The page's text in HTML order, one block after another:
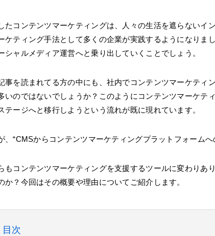
たコンテンツマーケティングは、人々の生活を遮らないイ
ケティング手法として多くの企業が実践するようになりま
シャルメディア運営へと乗り出していくことでしょう。
事を読まれてる方の中にも、社内でコンテンツマーケティ
いのではないでしょうか？このようにコンテンツマーケテ
テージへと移行しようという流れが既に現れています。
、“CMSからコンテンツマーケティングプラットフォームへ
もコンテンツマーケティングを支援するツールに変わりあ
か？今回はその概要や理由についてご紹介します。
目次